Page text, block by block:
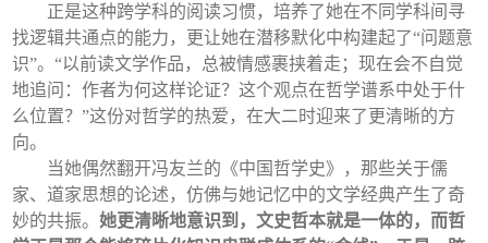
正是这种跨学科的阅读习惯，培养了她在不同学科间寻
找逻辑共通点的能力，更让她在潜移默化中构建起了“问题意
识”。“以前读文学作品，总被情感裹挟着走；现在会不自觉
地追问：作者为何这样论证？这个观点在哲学谱系中处于什
么位置？”这份对哲学的热爱，在大二时迎来了更清晰的方
向。
当她偶然翻开冯友兰的《中国哲学史》，那些关于儒
家、道家思想的论述，仿佛与她记忆中的文学经典产生了奇
妙的共振。她更清晰地意识到，文史哲本就是一体的，而哲